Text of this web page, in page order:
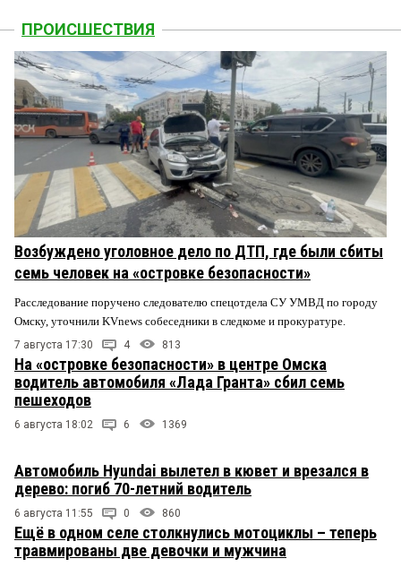
ПРОИСШЕСТВИЯ
Возбуждено уголовное дело по ДТП, где были сбиты
семь человек на «островке безопасности»
Расследование поручено следователю спецотдела СУ УМВД по городу
Омску, уточнили KVnews собеседники в следкоме и прокуратуре.
7 августа 17:30 4 813
На «островке безопасности» в центре Омска
водитель автомобиля «Лада Гранта» сбил семь
пешеходов
6 августа 18:02 6 1369
Автомобиль Hyundai вылетел в кювет и врезался в
дерево: погиб 70-летний водитель
6 августа 11:55 0 860
Ещё в одном селе столкнулись мотоциклы – теперь
травмированы две девочки и мужчина